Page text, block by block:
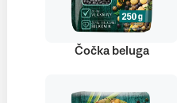
Čočka beluga